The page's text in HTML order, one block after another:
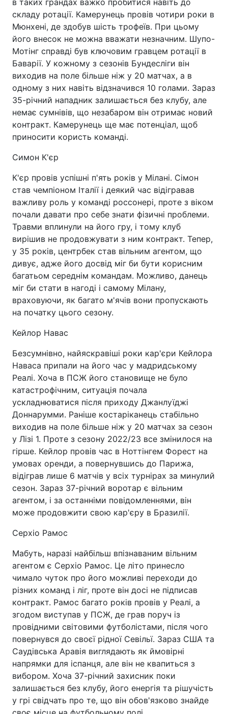
в таких грандах важко пробитися навіть до
складу ротації. Камерунець провів чотири роки в
Мюнхені, де здобув шість трофеїв. При цьому
його внесок не можна вважати незначним. Шупо-
Мотінг справді був ключовим гравцем ротації в
Баварії. У кожному з сезонів Бундесліги він
виходив на поле більше ніж у 20 матчах, а в
одному з них навіть відзначився 10 голами. Зараз
35-річний нападник залишається без клубу, але
немає сумнівів, що незабаром він отримає новий
контракт. Камерунець ще має потенціал, щоб
приносити користь команді.
Симон К'єр
К'єр провів успішні п'ять років у Мілані. Сімон
став чемпіоном Італії і деякий час відігравав
важливу роль у команді россонері, проте з віком
почали давати про себе знати фізичні проблеми.
Травми вплинули на його гру, і тому клуб
вирішив не продовжувати з ним контракт. Тепер,
у 35 років, центрбек став вільним агентом, що
дивує, адже його досвід міг би бути корисним
багатьом середнім командам. Можливо, данець
міг би стати в нагоді і самому Мілану,
враховуючи, як багато м'ячів вони пропускають
на початку цього сезону.
Кейлор Навас
Безсумнівно, найяскравіші роки кар'єри Кейлора
Наваса припали на його час у мадридському
Реалі. Хоча в ПСЖ його становище не було
катастрофічним, ситуація почала
ускладнюватися після приходу Джанлуїджі
Доннарумми. Раніше костаріканець стабільно
виходив на поле більше ніж у 20 матчах за сезон
у Лізі 1. Проте з сезону 2022/23 все змінилося на
гірше. Кейлор провів час в Ноттінгем Форест на
умовах оренди, а повернувшись до Парижа,
відіграв лише 6 матчів у всіх турнірах за минулий
сезон. Зараз 37-річний воротар є вільним
агентом, і за останніми повідомленнями, він
може продовжити свою кар'єру в Бразилії.
Серхіо Рамос
Мабуть, наразі найбільш впізнаваним вільним
агентом є Серхіо Рамос. Це літо принесло
чимало чуток про його можливі переходи до
різних команд і ліг, проте він досі не підписав
контракт. Рамос багато років провів у Реалі, а
згодом виступав у ПСЖ, де грав поруч із
провідними світовими футболістами, після чого
повернувся до своєї рідної Севільї. Зараз США та
Саудівська Аравія виглядають як ймовірні
напрямки для іспанця, але він не квапиться з
вибором. Хоча 37-річний захисник поки
залишається без клубу, його енергія та рішучість
у грі свідчать про те, що він обов'язково знайде